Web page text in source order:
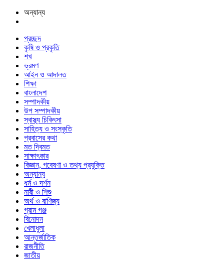
অন্যান্য
প্রচ্ছদ
কৃষি ও প্রকৃতি
শখ
ভ্রমণ
আইন ও আদালত
শিক্ষা
বাংলাদেশ
সম্পাদকীয়
উপ সম্পাদকীয়
স্বাস্থ্য চিকিৎসা
সাহিত্য ও সংস্কৃতি
প্রবাসের কথা
মত দ্বিমত
সাক্ষাৎকার
বিজ্ঞান, গবেষণা ও তথ্য প্রযুক্তি
অন্যান্য
ধর্ম ও দর্শন
নারী ও শিশু
অর্থ ও বাণিজ্য
গ্রাম গঞ্জ
বিনোদন
খেলাধুলা
আন্তর্জাতিক
রাজনীতি
জাতীয়